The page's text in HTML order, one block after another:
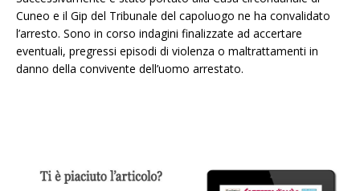
Cuneo e il Gip del Tribunale del capoluogo ne ha convalidato
l’arresto. Sono in corso indagini finalizzate ad accertare
eventuali, pregressi episodi di violenza o maltrattamenti in
danno della convivente dell’uomo arrestato.